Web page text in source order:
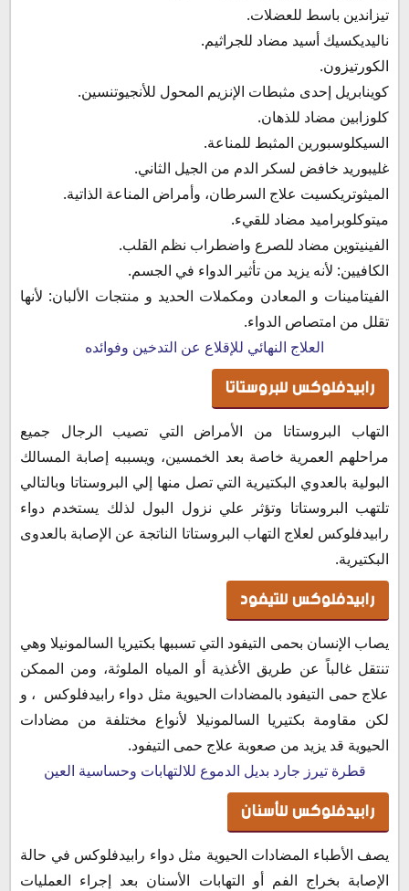
تيزاندين باسط للعضلات.
ناليديكسيك أسيد مضاد للجراثيم.
الكورتيزون.
كوينابريل إحدى مثبطات الإنزيم المحول للأنجيوتنسين.
كلوزابين مضاد للذهان.
السيكلوسبورين المثبط للمناعة.
غليبوريد خافض لسكر الدم من الجيل الثاني.
الميثوتريكسيت علاج السرطان، وأمراض المناعة الذاتية.
ميتوكلوبراميد مضاد للقيء.
الفينيتوين مضاد للصرع واضطراب نظم القلب.
الكافيين: لأنه يزيد من تأثير الدواء في الجسم.
الفيتامينات و المعادن ومكملات الحديد و منتجات الألبان: لأنها
تقلل من امتصاص الدواء.
العلاج النهائي للإقلاع عن التدخين وفوائده
رابيدفلوكس للبروستاتا
التهاب البروستاتا من الأمراض التي تصيب الرجال جميع
مراحلهم العمرية خاصة بعد الخمسين، ويسببه إصابة المسالك
البولية بالعدوي البكتيرية التي تصل منها إلي البروستاتا وبالتالي
تلتهب البروستاتا وتؤثر علي نزول البول لذلك يستخدم دواء
رابيدفلوكس لعلاج التهاب البروستاتا الناتجة عن الإصابة بالعدوى
البكتيرية.
رابيدفلوكس للتيفود
يصاب الإنسان بحمى التيفود التي تسببها بكتيريا السالمونيلا وهي
تنتقل غالباً عن طريق الأغذية أو المياه الملوثة، ومن الممكن
علاج حمى التيفود بالمضادات الحيوية مثل دواء رابيدفلوكس ، و
لكن مقاومة بكتيريا السالمونيلا لأنواع مختلفة من مضادات
الحيوية قد يزيد من صعوبة علاج حمى التيفود.
قطرة تيرز جارد بديل الدموع للالتهابات وحساسية العين
رابيدفلوكس للأسنان
يصف الأطباء المضادات الحيوية مثل دواء رابيدفلوكس في حالة
الإصابة بخراج الفم أو التهابات الأسنان بعد إجراء العمليات